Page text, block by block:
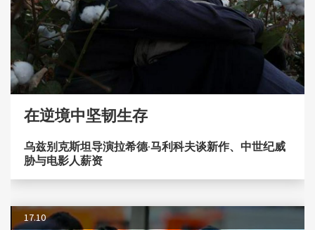
在逆境中坚韧生存
乌兹别克斯坦导演拉希德·马利科夫谈新作、中世纪威
胁与电影人薪资
17.10